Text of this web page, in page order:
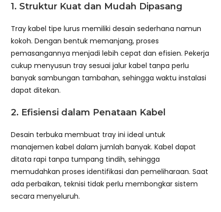
1. Struktur Kuat dan Mudah Dipasang
Tray kabel tipe lurus memiliki desain sederhana namun
kokoh. Dengan bentuk memanjang, proses
pemasangannya menjadi lebih cepat dan efisien. Pekerja
cukup menyusun tray sesuai jalur kabel tanpa perlu
banyak sambungan tambahan, sehingga waktu instalasi
dapat ditekan.
2. Efisiensi dalam Penataan Kabel
Desain terbuka membuat tray ini ideal untuk
manajemen kabel dalam jumlah banyak. Kabel dapat
ditata rapi tanpa tumpang tindih, sehingga
memudahkan proses identifikasi dan pemeliharaan. Saat
ada perbaikan, teknisi tidak perlu membongkar sistem
secara menyeluruh.